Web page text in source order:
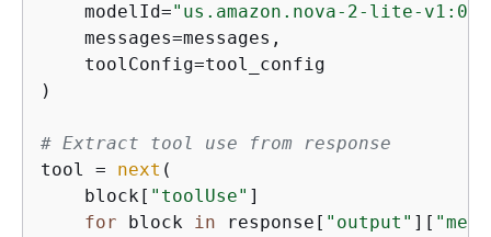
    modelId=
"us.amazon.nova-2-lite-v1:0"
    messages=messages,
    toolConfig=tool_config
)
# Extract tool use from response
tool = next (
    block[
"toolUse" ]
for block in response[ "output" ][